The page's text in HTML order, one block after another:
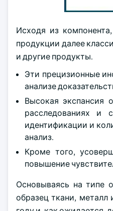
Исходя из
продукции далее
и другие продукты.
Эти прецизионные
анализе
Высокая экспансия
расследованиях и
идентификации и
анализ.
Кроме того,
повышение
Основываясь на типе
образец ткани,